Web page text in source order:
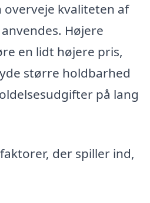
overveje kvaliteten af
Højere
en lidt højere pris,
større holdbarhed
på lang
der spiller ind,